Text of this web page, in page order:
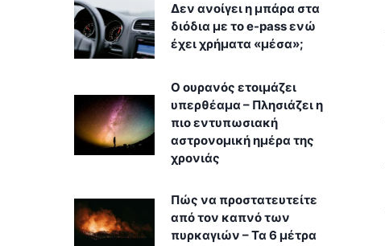
Δεν ανοίγει η μπάρα στα
διόδια με το e-pass ενώ
έχει χρήματα «μέσα»;
Ο ουρανός ετοιμάζει
υπερθέαμα – Πλησιάζει η
πιο εντυπωσιακή
αστρονομική ημέρα της
χρονιάς
Πώς να προστατευτείτε
από τον καπνό των
πυρκαγιών – Τα 6 μέτρα